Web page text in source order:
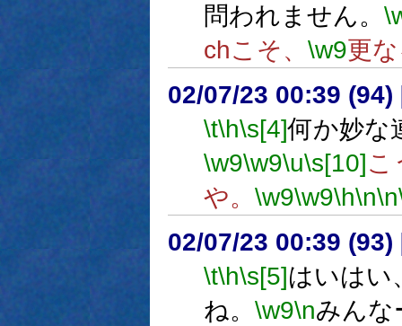
問われません。
chこそ、 \w9更
02/07/23 00:39 (94)
\t\h\s[4]何か妙な
\w9\w9\u\s[10]こ
や。 \w9\w9\h\n\n
02/07/23 00:39 (93)
\t\h\s[5]はいはい
ね。 \w9\nみんな